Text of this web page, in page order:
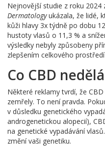
Nejnovější studie z roku 2024
Dermatologyukázala, že lidé,
kůži hlavy 3x týdně po dobu
hustoty vlasů o 11,3 % a
výsledky nebyly způsobeny
zlepšením celkového
Co CBD
Některé reklamy tvrdí, že
zemřely. To není pravda.
v důsledku genetického
androgenetickou alopecií),
na genetické vypadávání
změní vaši genetiku.